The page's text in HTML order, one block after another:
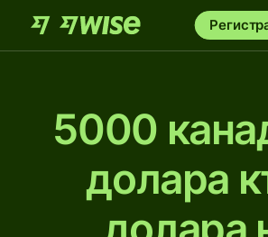
5000
долара